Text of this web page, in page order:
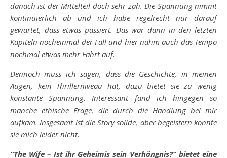
danach ist der Mittelteil doch sehr zäh. Die Spannung nimmt
kontinuierlich ab und ich habe regelrecht nur darauf
gewartet, dass etwas passiert. Das war dann in den letzten
Kapiteln nocheinmal der Fall und hier nahm auch das Tempo
nochmal etwas mehr Fahrt auf.
Dennoch muss ich sagen, dass die Geschichte, in meinen
Augen, kein Thrillerniveau hat, dazu bietet sie zu wenig
konstante Spannung. Interessant fand ich hingegen so
manche ethische Frage, die durch die Handlung bei mir
aufkam. Insgesamt ist die Story solide, aber begeistern konnte
sie mich leider nicht.
“The Wife – Ist ihr Geheimis sein Verhängnis?” bietet eine